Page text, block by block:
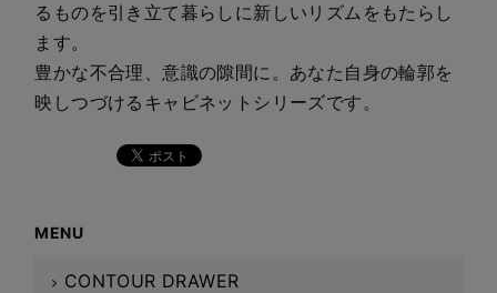
るものを引き立て暮らしに新しいリズムをもたらし
ます。
豊かな不合理、意識の隙間に。あなた自身の輪郭を
映しつづけるキャビネットシリーズです。
MENU
CONTOUR DRAWER